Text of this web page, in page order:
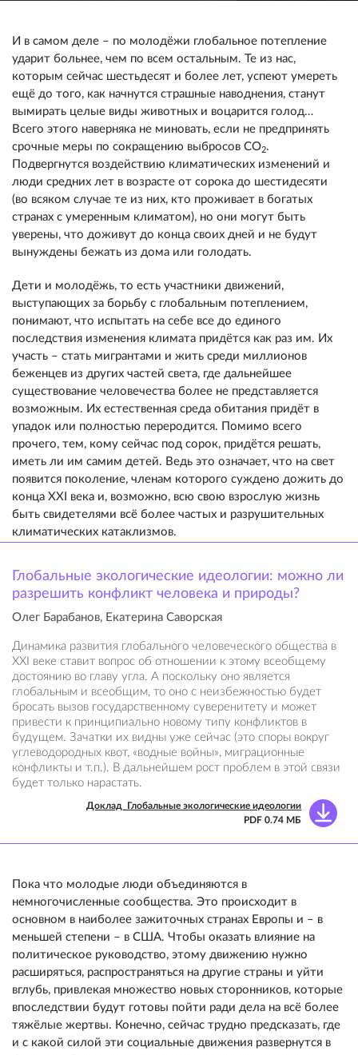
И в самом деле – по молодёжи глобальное потепление
ударит больнее, чем по всем остальным. Те из нас,
которым сейчас шестьдесят и более лет, успеют умереть
ещё до того, как начнутся страшные наводнения, станут
вымирать целые виды животных и воцарится голод…
Всего этого наверняка не миновать, если не предпринять
срочные меры по сокращению выбросов СО2.
Подвергнутся воздействию климатических изменений и
люди средних лет в возрасте от сорока до шестидесяти
(во всяком случае те из них, кто проживает в богатых
странах с умеренным климатом), но они могут быть
уверены, что доживут до конца своих дней и не будут
вынуждены бежать из дома или голодать.
Дети и молодёжь, то есть участники движений,
выступающих за борьбу с глобальным потеплением,
понимают, что испытать на себе все до единого
последствия изменения климата придётся как раз им. Их
участь – стать мигрантами и жить среди миллионов
беженцев из других частей света, где дальнейшее
существование человечества более не представляется
возможным. Их естественная среда обитания придёт в
упадок или полностью переродится. Помимо всего
прочего, тем, кому сейчас под сорок, придётся решать,
иметь ли им самим детей. Ведь это означает, что на свет
появится поколение, членам которого суждено дожить до
конца XXI века и, возможно, всю свою взрослую жизнь
быть свидетелями всё более частых и разрушительных
климатических катаклизмов.
Глобальные экологические идеологии: можно ли
разрешить конфликт человека и природы?
Олег Барабанов, Екатерина Саворская
Динамика развития глобального человеческого общества в
XXI веке ставит вопрос об отношении к этому всеобщему
достоянию во главу угла. А поскольку оно является
глобальным и всеобщим, то оно с неизбежностью будет
бросать вызов государственному суверенитету и может
привести к принципиально новому типу конфликтов в
будущем. Зачатки их видны уже сейчас (это споры вокруг
углеводородных квот, «водные войны», миграционные
конфликты и т.п.). В дальнейшем рост проблем в этой связи
будет только нарастать.
Доклад_Глобальные экологические идеологии
PDF 0.74 МБ
Пока что молодые люди объединяются в
немногочисленные сообщества. Это происходит в
основном в наиболее зажиточных странах Европы и – в
меньшей степени – в США. Чтобы оказать влияние на
политическое руководство, этому движению нужно
расширяться, распространяться на другие страны и уйти
вглубь, привлекая множество новых сторонников, которые
впоследствии будут готовы пойти ради дела на всё более
тяжёлые жертвы. Конечно, сейчас трудно предсказать, где
и с какой силой эти социальные движения развернутся в